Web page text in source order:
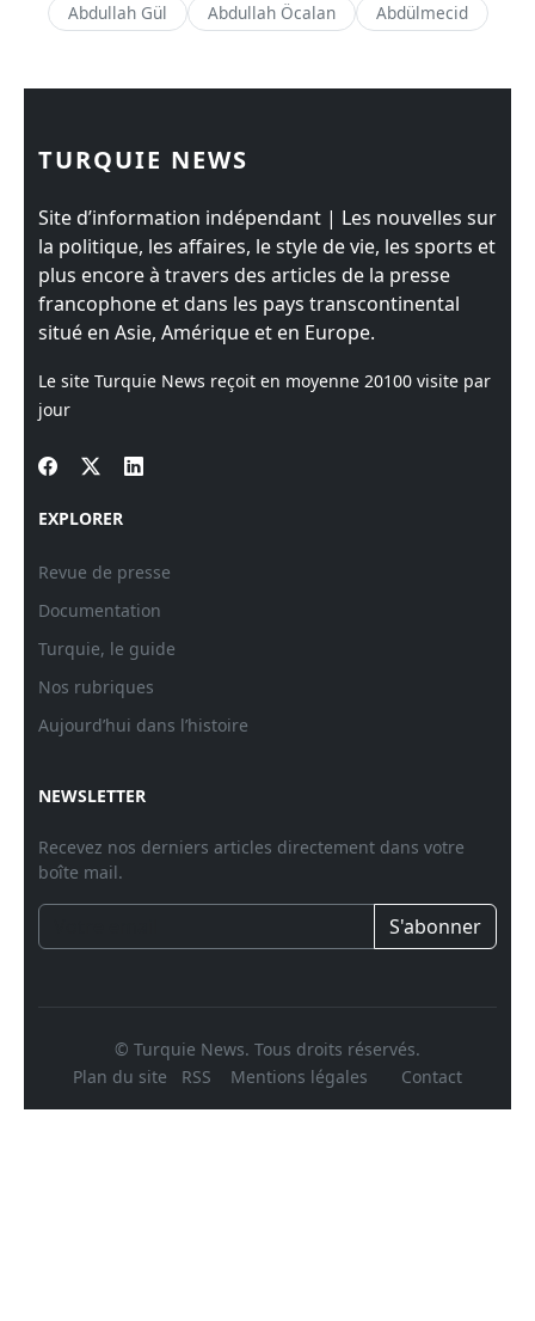
Abdullah Gül
Abdullah Öcalan Abdülmecid
TURQUIE NEWS
Site d’information indépendant | Les nouvelles sur
la politique, les affaires, le style de vie, les sports et
plus encore à travers des articles de la presse
francophone et dans les pays transcontinental
situé en Asie, Amérique et en Europe.
Le site Turquie News reçoit en moyenne 20100 visite par
jour
EXPLORER
Revue de presse
Documentation
Turquie, le guide
Nos rubriques
Aujourd’hui dans l’histoire
NEWSLETTER
Recevez nos derniers articles directement dans votre
boîte mail.
S'abonner
© Turquie News. Tous droits réservés.
Plan du site
RSS Mentions légales Contact